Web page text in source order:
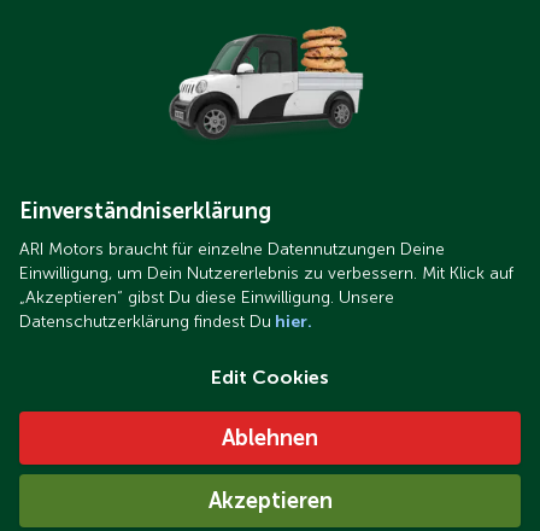
Einverständniserklärung
ARI Motors braucht für einzelne Datennutzungen Deine
Einwilligung, um Dein Nutzererlebnis zu verbessern. Mit Klick auf
„Akzeptieren“ gibst Du diese Einwilligung. Unsere
Datenschutzerklärung findest Du hier.
Edit Cookies
Ablehnen
Akzeptieren